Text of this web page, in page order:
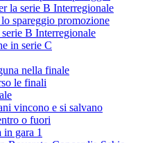
la serie B Interregionale
spareggio promozione
B Interregionale
in serie C
nella finale
le finali
vincono e si salvano
o fuori
gara 1